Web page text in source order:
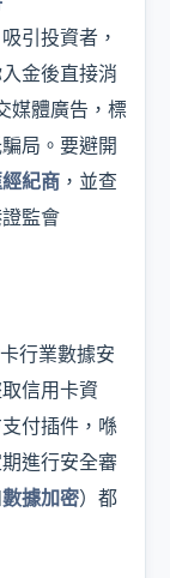
引投資者，
金後直接消
媒體廣告，標
局。要避開
紀商 ，並查
監會
卡行業數據安
信用卡資
付插件，喺
進行安全審
數據加密）都